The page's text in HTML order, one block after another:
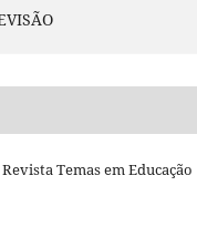
Temas em Educação